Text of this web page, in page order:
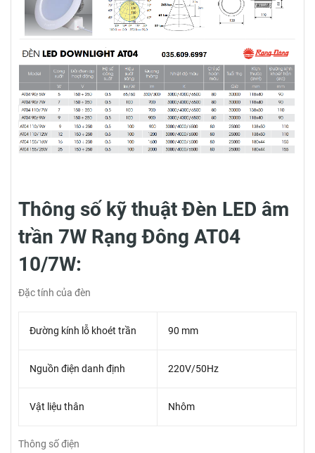
Thông số kỹ thuật Đèn LED âm
trần 7W Rạng Đông AT04
10/7W:
Đặc tính của đèn
Đường kính lỗ khoét trần 90 mm
Nguồn điện danh định 220V/50Hz
Vật liệu thân Nhôm
Thông số điện